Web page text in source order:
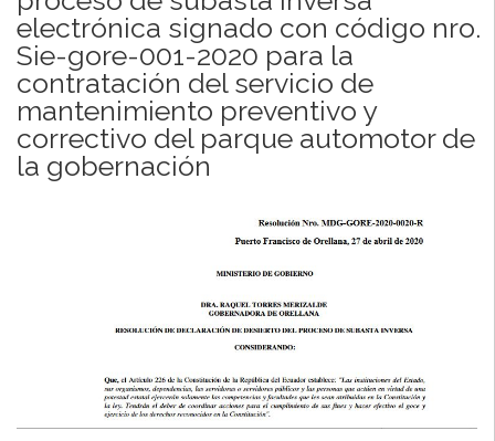
electrónica signado con código nro.
Sie-gore-001-2020 para la
contratación del servicio de
mantenimiento preventivo y
correctivo del parque automotor de
la gobernación